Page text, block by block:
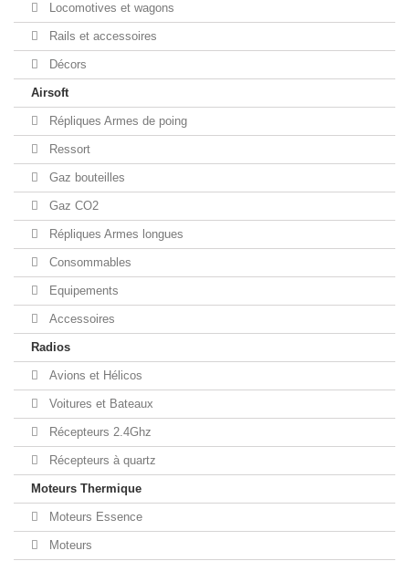
Locomotives et wagons
Rails et accessoires
Décors
Airsoft
Répliques Armes de poing
Ressort
Gaz bouteilles
Gaz CO2
Répliques Armes longues
Consommables
Equipements
Accessoires
Radios
Avions et Hélicos
Voitures et Bateaux
Récepteurs 2.4Ghz
Récepteurs à quartz
Moteurs Thermique
Moteurs Essence
Moteurs